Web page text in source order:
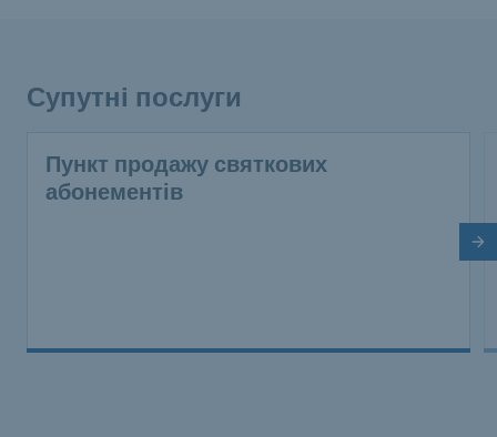
Супутні послуги
Пункт продажу святкових
абонементів